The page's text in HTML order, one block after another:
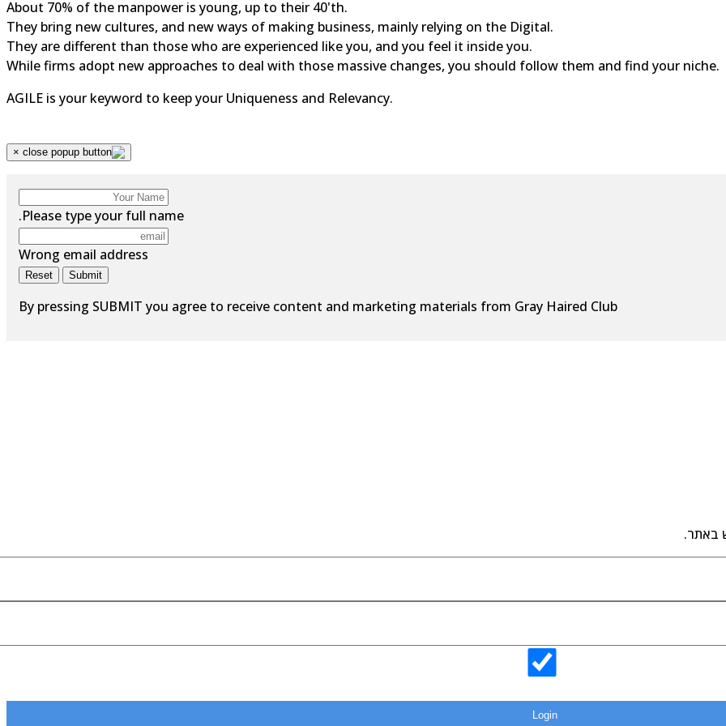
About 70% of the manpower is young, up to their 40'th.
They bring new cultures, and new ways of making business, mainly relying on the Digital.
They are different than those who are experienced like you, and you feel it inside you.
While firms adopt new approaches to deal with those massive changes, you should follow them and find your niche.
AGILE is your keyword to keep your Uniqueness and Relevancy.
×
Please type your full name.
Wrong email address
Submit
Reset
By pressing SUBMIT you agree to receive content and marketing materials from Gray Haired Club
באתר.
Login